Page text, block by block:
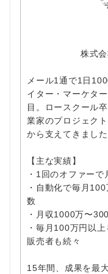
株式
メール1通で1日
イター・マーケタ
目。ロースクール
業家のプロジェク
から支えてきました
【主な実績】
・1回のオファー
・自動化で毎月
数
・月収1000万〜
・毎月100万円以
販売者も続々
15年間、成果を最